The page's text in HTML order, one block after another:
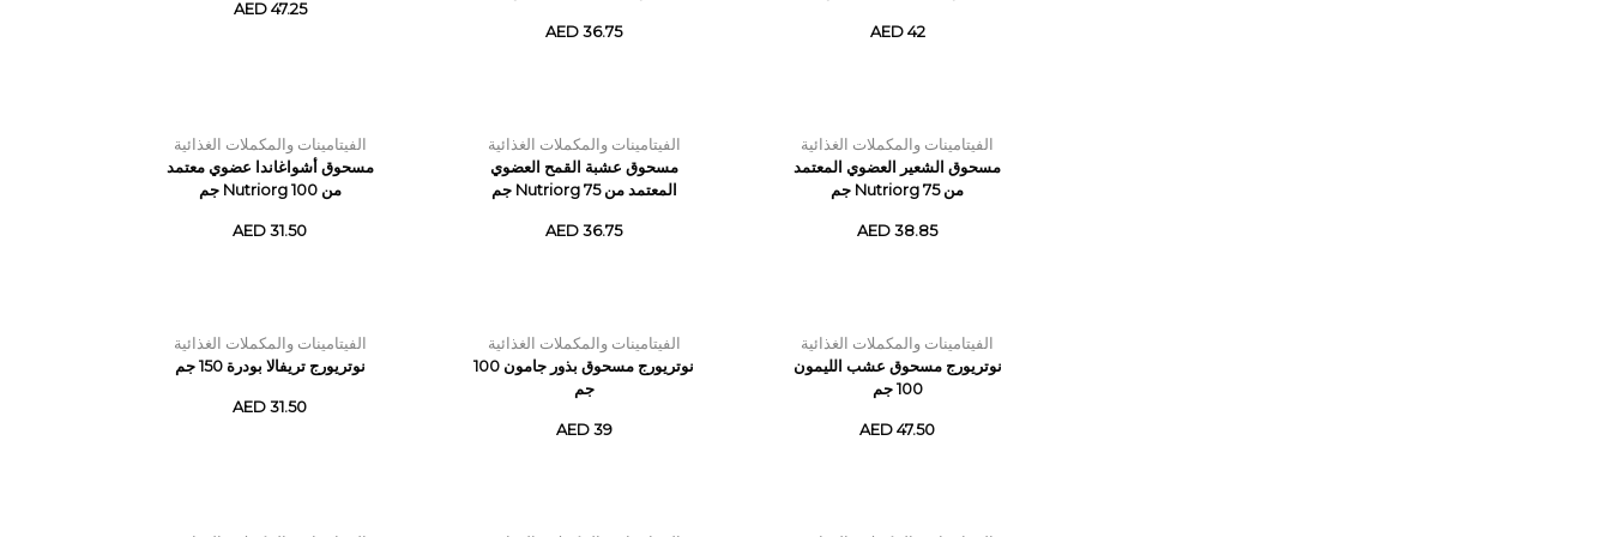
AED 42
AED 36.75
AED 47.25
الفيتامينات والمكملات الغذائية
مسحوق الشعير العضوي المعتمد
من Nutriorg 75 جم
AED 38.85
الفيتامينات والمكملات الغذائية
مسحوق عشبة القمح العضوي
المعتمد من Nutriorg 75 جم
AED 36.75
الفيتامينات والمكملات الغذائية
مسحوق أشواغاندا عضوي معتمد
من Nutriorg 100 جم
AED 31.50
الفيتامينات والمكملات الغذائية
نوتريورج مسحوق عشب الليمون
100 جم
AED 47.50
الفيتامينات والمكملات الغذائية
نوتريورج مسحوق بذور جامون 100
جم
AED 39
الفيتامينات والمكملات الغذائية
نوتريورج تريفالا بودرة 150 جم
AED 31.50